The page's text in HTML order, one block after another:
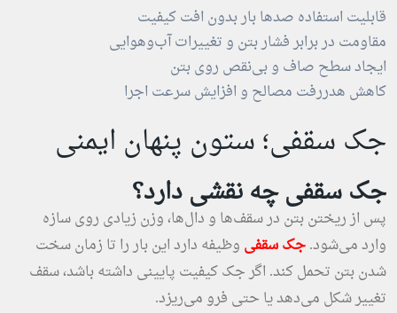
قابلیت استفاده صدها بار بدون افت کیفیت
مقاومت در برابر فشار بتن و تغییرات آب‌وهوایی
ایجاد سطح صاف و بی‌نقص روی بتن
کاهش هدررفت مصالح و افزایش سرعت اجرا
جک سقفی؛ ستون پنهان ایمنی
جک سقفی چه نقشی دارد؟
پس از ریختن بتن در سقف‌ها و دال‌ها، وزن زیادی روی سازه
وارد می‌شود.جک سقفی وظیفه دارد این بار را تا زمان سخت
شدن بتن تحمل کند. اگر جک کیفیت پایینی داشته باشد، سقف
تغییر شکل می‌دهد یا حتی فرو می‌ریزد.